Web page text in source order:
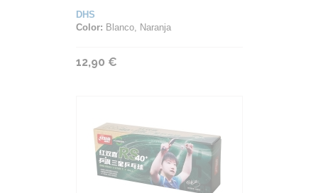
DHS
Color: Blanco, Naranja
12,90 €